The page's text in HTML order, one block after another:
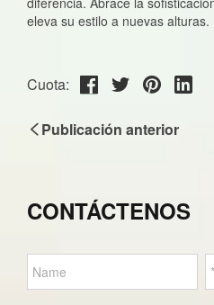
Cuota:
Publicación anterior
CONTÁCTENOS